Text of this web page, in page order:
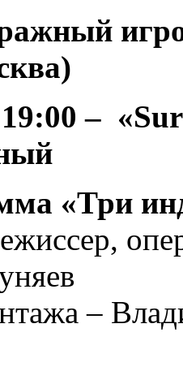
–
«Три
–